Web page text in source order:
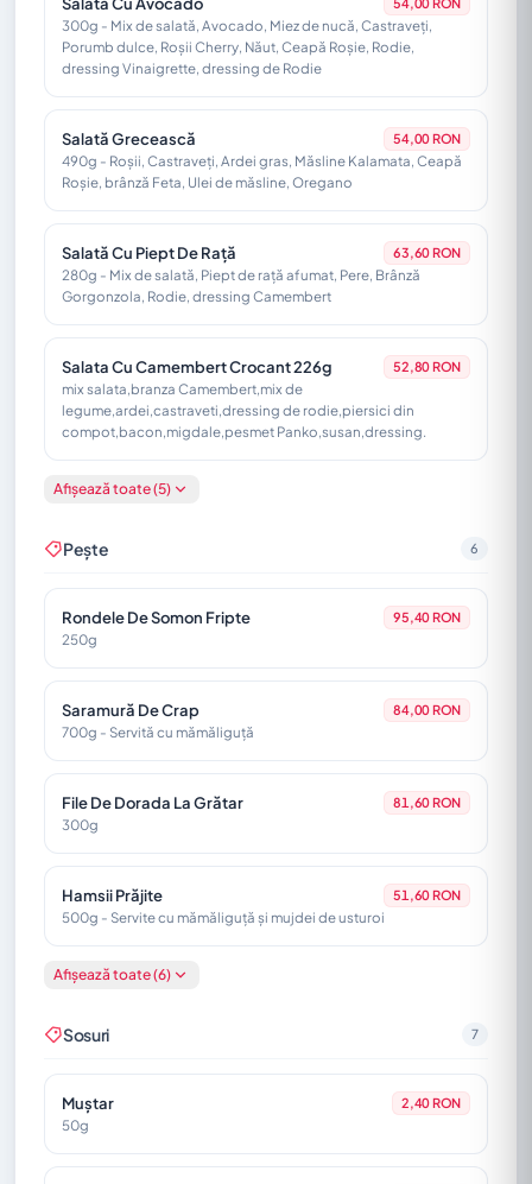
300g - Mix de salată, Avocado, Miez de nucă, Castraveți,
Porumb dulce, Roșii Cherry, Năut, Ceapă Roșie, Rodie,
dressing Vinaigrette, dressing de Rodie
Salată Grecească 54,00 RON
490g - Roșii, Castraveți, Ardei gras, Măsline Kalamata, Ceapă
Roșie, brânză Feta, Ulei de măsline, Oregano
Salată Cu Piept De Rață 63,60 RON
280g - Mix de salată, Piept de rață afumat, Pere, Brânză
Gorgonzola, Rodie, dressing Camembert
Salata Cu Camembert Crocant 226g 52,80 RON
mix salata,branza Camembert,mix de
legume,ardei,castraveti,dressing de rodie,piersici din
compot,bacon,migdale,pesmet Panko,susan,dressing.
Salată Cu Curcan
salată, Miez de nucă, Castraveți, Dressing
Afișează toate (5)
Pește 6
Rondele De Somon Fripte 95,40 RON
250g
Saramură De Crap 84,00 RON
700g - Servită cu mămăliguță
File De Dorada La Grătar 81,60 RON
300g
Hamsii Prăjite 51,60 RON
500g - Servite cu mămăliguță și mujdei de usturoi
File De Păstrăv La Grătar
File De Păstrăv La Grătar, Risotto De Țelină
Cu Trufe Și Sos Lemon-Butter
79,20 RON
350g
Afișează toate (6)
Sosuri 7
Muștar 2,40 RON
50g